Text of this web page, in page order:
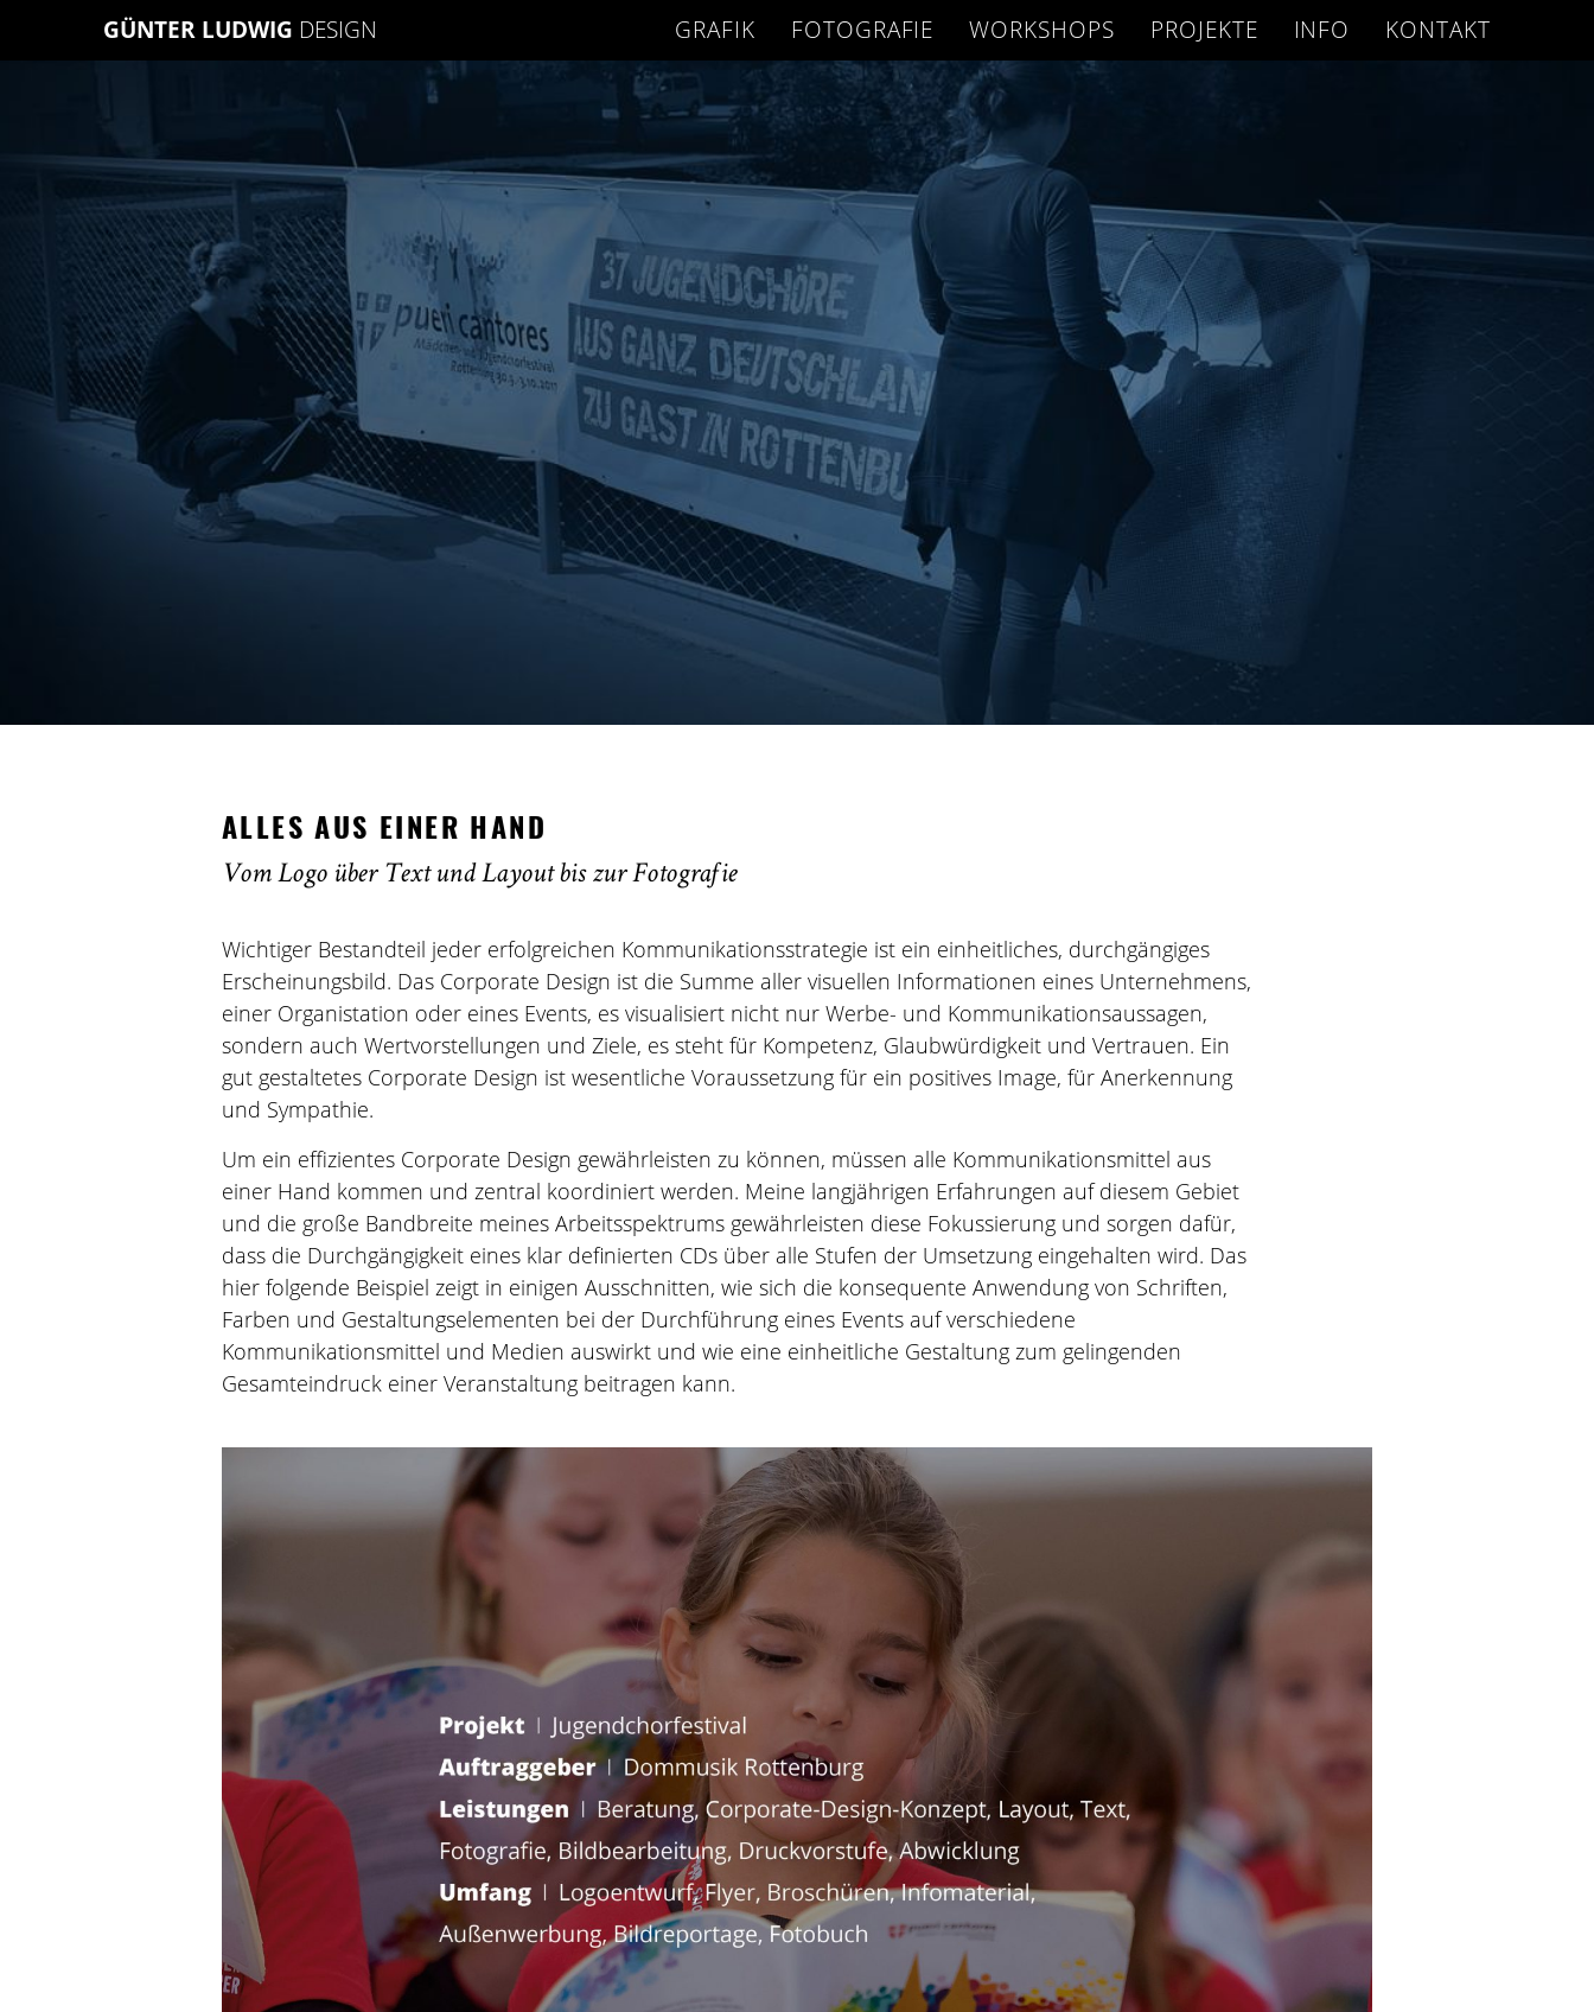
GÜNTER LUDWIG DESIGN GRAFIK FOTOGRAFIE WORKSHOPS PROJEKTE INFO KONTAKT
ALLES AUS EINER HAND
Vom Logo über Text und Layout bis zur Fotografie
Wichtiger Bestandteil jeder erfolgreichen Kommunikationsstrategie ist ein einheitliches, durchgängiges
Erscheinungsbild. Das Corporate Design ist die Summe aller visuellen Informationen eines Unternehmens,
einer Organistation oder eines Events, es visualisiert nicht nur Werbe- und Kommunikationsaussagen,
sondern auch Wertvorstellungen und Ziele, es steht für Kompetenz, Glaubwürdigkeit und Vertrauen. Ein
gut gestaltetes Corporate Design ist wesentliche Voraussetzung für ein positives Image, für Anerkennung
und Sympathie.
Um ein effizientes Corporate Design gewährleisten zu können, müssen alle Kommunikationsmittel aus
einer Hand kommen und zentral koordiniert werden. Meine langjährigen Erfahrungen auf diesem Gebiet
und die große Bandbreite meines Arbeitsspektrums gewährleisten diese Fokussierung und sorgen dafür,
dass die Durchgängigkeit eines klar definierten CDs über alle Stufen der Umsetzung eingehalten wird. Das
hier folgende Beispiel zeigt in einigen Ausschnitten, wie sich die konsequente Anwendung von Schriften,
Farben und Gestaltungselementen bei der Durchführung eines Events auf verschiedene
Kommunikationsmittel und Medien auswirkt und wie eine einheitliche Gestaltung zum gelingenden
Gesamteindruck einer Veranstaltung beitragen kann.